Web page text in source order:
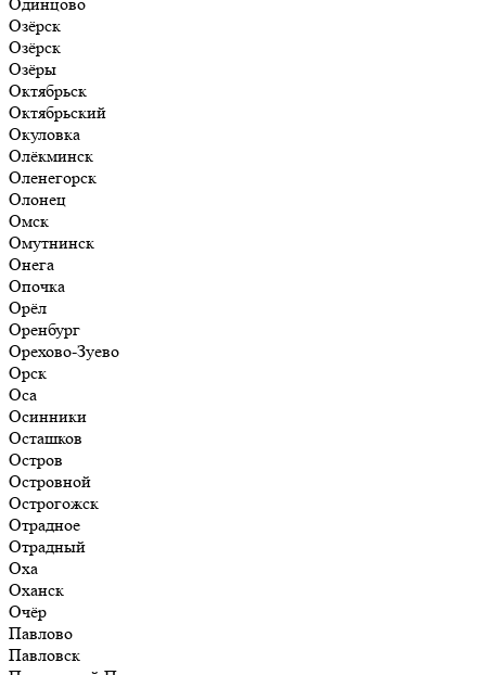
Озёрск
Озёрск
Озёры
Октябрьск
Октябрьский
Окуловка
Олёкминск
Оленегорск
Олонец
Омск
Омутнинск
Онега
Опочка
Орёл
Оренбург
Орехово-Зуево
Орск
Оса
Осинники
Осташков
Остров
Островной
Острогожск
Отрадное
Отрадный
Оха
Оханск
Очёр
Павлово
Павловск